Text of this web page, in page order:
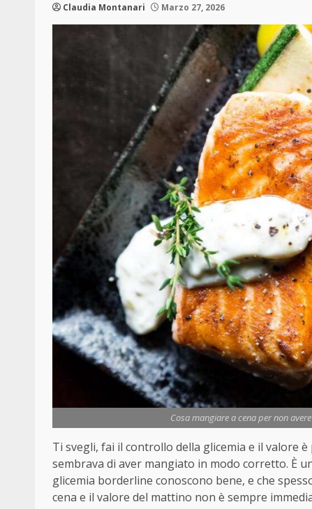
Claudia Montanari Marzo 27, 2026
Cosa mangiare a cena per non
Ti svegli, fai il controllo della glicemia e il valore
sembrava di aver mangiato in modo corretto. È
glicemia borderline conoscono bene, e che
cena e il valore del mattino non è sempre